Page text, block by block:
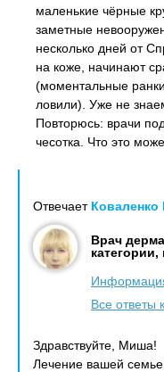
маленькие чёрные
заметные
несколько дней от
на коже, начинают
(моментальные
ловили). Уже не
Повторюсь: врачи
чесотка. Что это
Отвечает
Врач
категории,
Все ответы
Здравствуйте, Миша!
Лечение вашей